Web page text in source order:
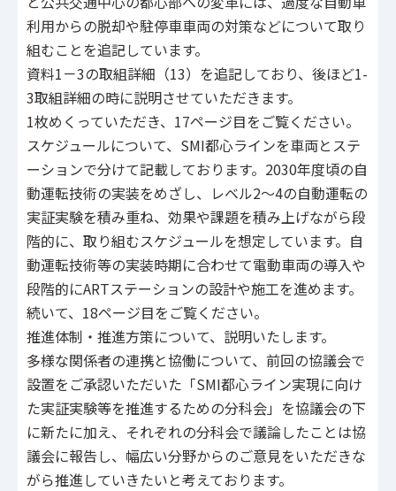
利用からの脱却や駐停車車両の対策などについて取り
組むことを追記しています。
資料1－3の取組詳細（13）を追記しており、後ほど1-
3取組詳細の時に説明させていただきます。
1枚めくっていただき、17ページ目をご覧ください。
スケジュールについて、SMI都心ラインを車両とステ
ーションで分けて記載しております。2030年度頃の自
動運転技術の実装をめざし、レベル2～4の自動運転の
実証実験を積み重ね、効果や課題を積み上げながら段
階的に、取り組むスケジュールを想定しています。自
動運転技術等の実装時期に合わせて電動車両の導入や
段階的にARTステーションの設計や施工を進めます。
続いて、18ページ目をご覧ください。
推進体制・推進方策について、説明いたします。
多様な関係者の連携と協働について、前回の協議会で
設置をご承認いただいた「SMI都心ライン実現に向け
た実証実験等を推進するための分科会」を協議会の下
に新たに加え、それぞれの分科会で議論したことは協
議会に報告し、幅広い分野からのご意見をいただきな
がら推進していきたいと考えております。